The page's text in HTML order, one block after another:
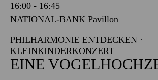
16:00 - 16:45
NATIONAL-BANK Pavillon
PHILHARMONIE ENTDECKEN ·
KLEINKINDERKONZERT
EINE